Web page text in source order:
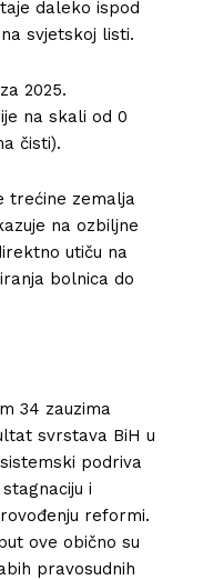
daleko ispod
svjetskoj listi.
2025.
na skali od 0
čisti).
trećine zemalja
na ozbiljne
utiču na
bolnica do
34 zauzima
svrstava BiH u
podriva
i
reformi.
ove obično su
pravosudnih